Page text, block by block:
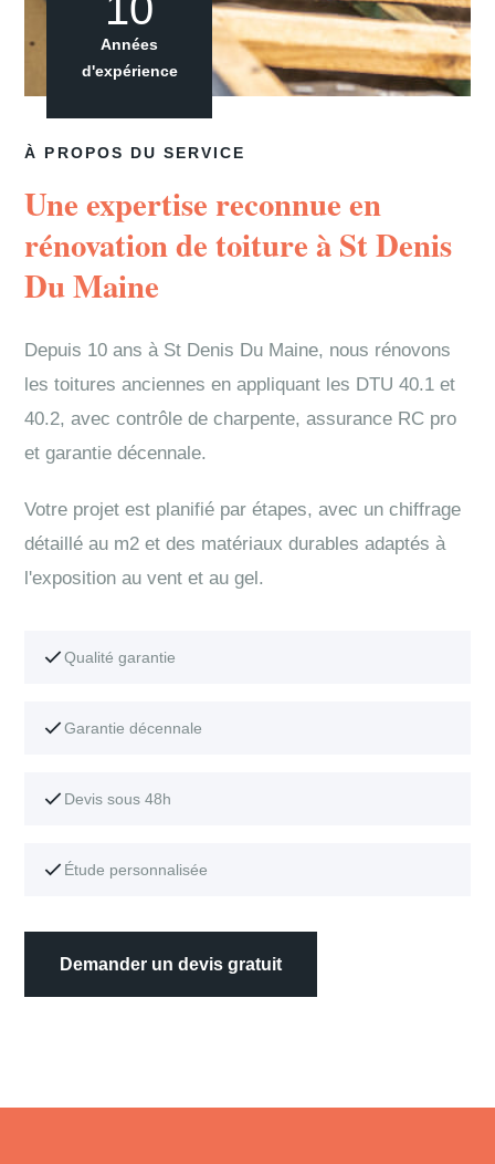
À PROPOS DU SERVICE
Une expertise reconnue en
rénovation de toiture à St Denis
Du Maine
Depuis 10 ans à St Denis Du Maine, nous rénovons
les toitures anciennes en appliquant les DTU 40.1 et
40.2, avec contrôle de charpente, assurance RC pro
et garantie décennale.
Votre projet est planifié par étapes, avec un chiffrage
détaillé au m2 et des matériaux durables adaptés à
l'exposition au vent et au gel.
Qualité garantie
Garantie décennale
Devis sous 48h
Étude personnalisée
Demander un devis gratuit
Années
d'expérience